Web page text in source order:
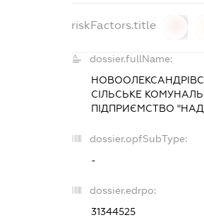
riskFactors.title
dossier.fullName:
СІЛЬСЬКЕ
ПІДПРИЄМСТВО
dossier.opfSubType:
-
dossier.edrpo:
31344525